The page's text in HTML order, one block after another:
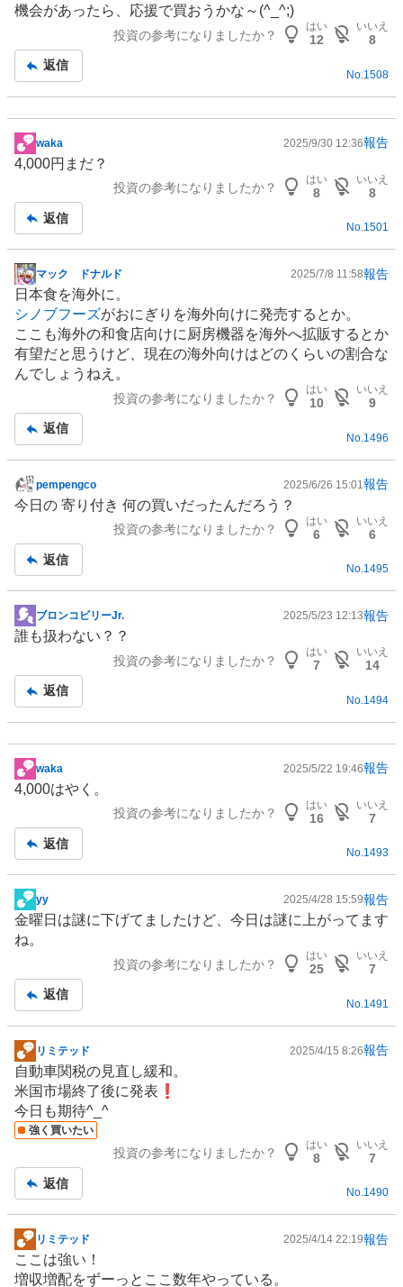
機会があったら、応援で買おうかな～(^_^;)
投資の参考になりましたか？
はい
12
いいえ
8
返信
No. 1508
掲
示
事
waka 2025/9/30 12:36報告
4,000円まだ？
投資の参考になりましたか？
はい
8
いいえ
8
返信
No.1501
掲
示
板
記
事
マック ドナルド 2025/7/8 11:58報告
日本食を海外に。
シノブフーズがおにぎりを海外向けに発売するとか。
ここも海外の和食店向けに厨房機器を海外へ拡販するとか
有望だと思うけど、現在の海外向けはどのくらいの割合な
んでしょうねえ。
投資の参考になりましたか？
はい
10
いいえ
9
返信
No. 1496
掲
示
事
pempengco 2025/6/26 15:01 報告
今日の 寄り付き 何の買いだったんだろう？
投資の参考になりましたか？
はい
6
いいえ
6
返信
No.1495
掲
示
事
ブロンコビリーJr. 2025/5/23 12:13報告
誰も扱わない？？
投資の参考になりましたか？
はい
7
いいえ
14
返信
No. 1494
掲
示
事
waka 2025/5/22 19:46報告
4,000はやく。
投資の参考になりましたか？
はい
16
いいえ
7
返信
No.1493
掲
示
板
yy 2025/4/28 15:59報告
金曜日は謎に下げてましたけど、今日は謎に上がってます
ね。
投資の参考になりましたか？
はい
25
いいえ
7
返信
No. 1491
掲
示
板
記
事
リミテッド 2025/4/15 8:26報告
自動車関税の見直し緩和。
米国市場終了後に発表❗️
今日も期待^_^
強く買いたい
投資の参考になりましたか？
はい
8
いいえ
7
返信
No.1490
掲
示
リミテッド 2025/4/14 22:19報告
ここは強い！
増収増配をずーっとここ数年やっている。